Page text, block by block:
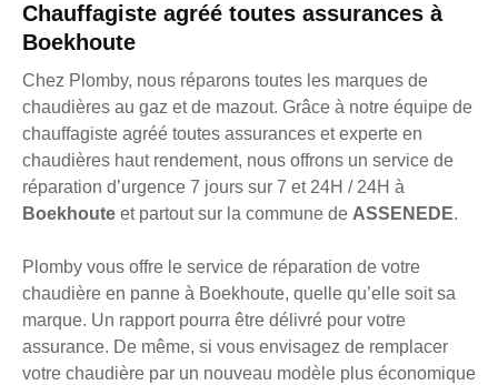
Chauffagiste agréé toutes assurances à
Boekhoute
Chez Plomby, nous réparons toutes les marques de
chaudières au gaz et de mazout. Grâce à notre équipe de
chauffagiste agréé toutes assurances et experte en
chaudières haut rendement, nous offrons un service de
réparation d’urgence 7 jours sur 7 et 24H / 24H à
Boekhoute et partout sur la commune de ASSENEDE.
Plomby vous offre le service de réparation de votre
chaudière en panne à Boekhoute, quelle qu’elle soit sa
marque. Un rapport pourra être délivré pour votre
assurance. De même, si vous envisagez de remplacer
votre chaudière par un nouveau modèle plus économique